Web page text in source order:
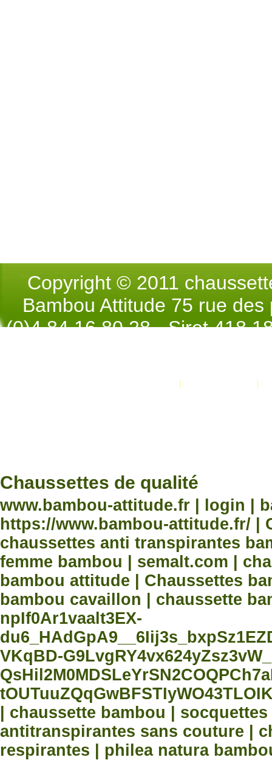
Copyright © 2011
Bambou Attitude 75 rue
(0)4.84.16.80.28 - Siret 418
Chaussettes de qualité
www.bambou-attitude.fr | login |
https://www.bambou-attitude.fr/ |
chaussettes anti transpirantes
femme bambou | semalt.com |
bambou attitude | Chaussettes
bambou cavaillon | chaussette
npIf0Ar1vaalt3EX-
VKqBD-
| chaussette bambou |
antitranspirantes sans couture |
respirantes | philea natura